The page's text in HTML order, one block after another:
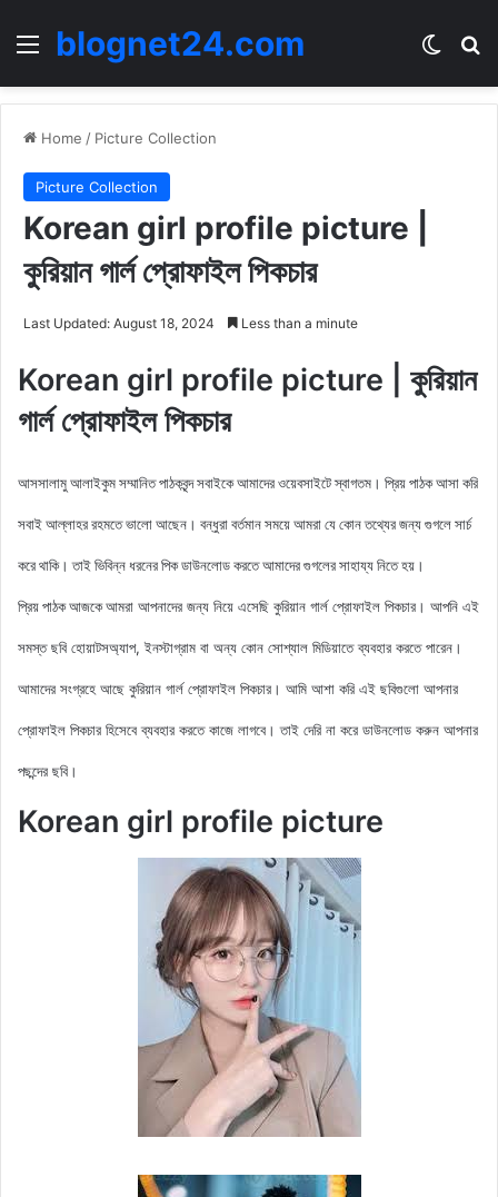
Menublognet24.com
Home / Picture Collection
Picture Collection
Korean girl profile picture |
কুরিয়ান গার্ল প্রোফাইল পিকচার
Last Updated: August 18, 2024 Less than a minute
Korean girl profile picture | কুরিয়ান
গার্ল প্রোফাইল পিকচার
আসসালামু আলাইকুম সম্মানিত পাঠকবৃন্দ সবাইকে আমাদের ওয়েবসাইটে স্বাগতম। প্রিয় পাঠক আসা করি
সবাই আল্লাহর রহমতে ভালো আছেন। বন্ধুরা বর্তমান সময়ে আমরা যে কোন তথ্যের জন্য গুগলে সার্চ
করে থাকি। তাই ভিবিন্ন ধরনের পিক ডাউনলোড করতে আমাদের গুগলের সাহায্য নিতে হয়।
প্রিয় পাঠক আজকেআমরা আপনাদের জন্য নিয়ে এসেছি কুরিয়ান গার্ল প্রোফাইল পিকচার। আপনি এই
সমস্ত ছবি হোয়াটসঅ্যাপ, ইনস্টাগ্রাম বা অন্য কোন সোশ্যাল মিডিয়াতে ব্যবহার করতে পারেন।
আমাদের সংগ্রহে আছে কুরিয়ান গার্ল প্রোফাইল পিকচার । আমি আশা করি এই ছবিগুলো আপনার
প্রোফাইল পিকচার হিসেবে ব্যবহার করতে কাজে লাগবে। তাই দেরি না করে ডাউনলোড করুন আপনার
পছন্দের ছবি।
Korean girl profile picture